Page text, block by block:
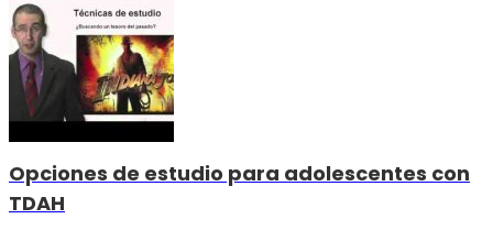
Opciones de estudio para adolescentes con
TDAH